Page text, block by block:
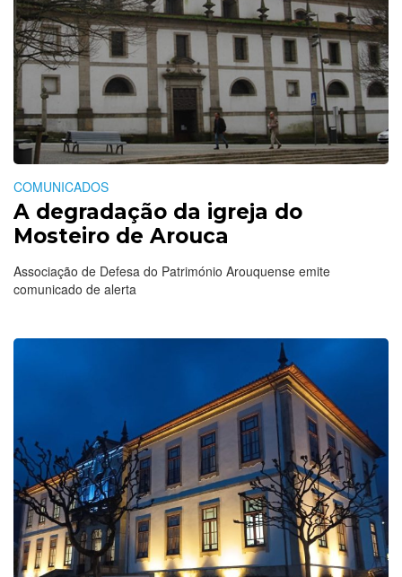
COMUNICADOS
A degradação da igreja do
Mosteiro de Arouca
Associação de Defesa do Património Arouquense emite
comunicado de alerta